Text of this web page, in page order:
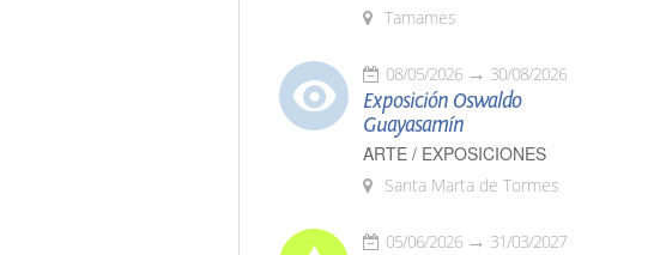
Tamames
08/05/2026 30/08/2026
Exposición Oswaldo
Guayasamín
ARTE / EXPOSICIONES
Santa Marta de Tormes
05/06/2026 31/03/2027